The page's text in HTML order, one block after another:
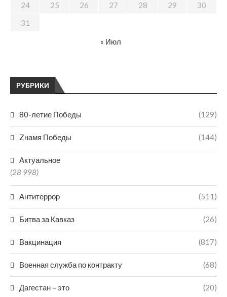
РУБРИКИ
80-летие Победы (129)
Zнамя Победы (144)
Актуальное
(28 998)
Антитеррор (511)
Битва за Кавказ (26)
Вакцинация (817)
Военная служба по контракту (68)
Дагестан – это (20)
24
25 26 27 28 29
30
31
« Июл